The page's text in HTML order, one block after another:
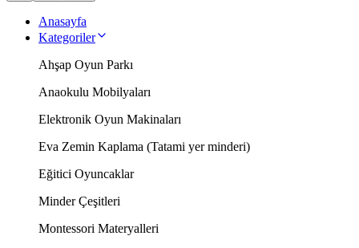
Anasayfa
Kategoriler
Ahşap Oyun Parkı
Anaokulu Mobilyaları
Elektronik Oyun Makinaları
Eva Zemin Kaplama (Tatami yer minderi)
Eğitici Oyuncaklar
Minder Çeşitleri
Montessori Materyalleri